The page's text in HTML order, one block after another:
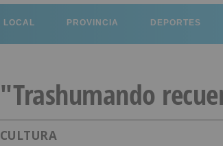
LOCAL PROVINCIA DEPORTES
"Trashumando
CULTURA